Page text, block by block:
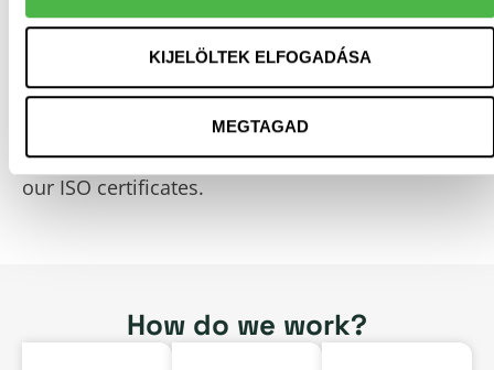
KIJELÖLTEK ELFOGADÁSA
MEGTAGAD
We handle your letters and documents in a
closed processing system, complying with the
legal obligations of data protection and
information security, which are guaranteed by
our ISO certificates.
How do we work?